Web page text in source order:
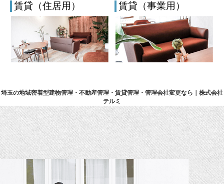
賃貸（住居用） 賃貸（事業用）
埼玉の地域密着型建物管理・不動産管理・賃貸管理・管理会社変更なら｜株式会社
テルミ